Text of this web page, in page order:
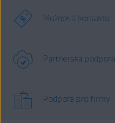
Možnosti kontaktu
Partnerská podpora
Podpora pro firmy